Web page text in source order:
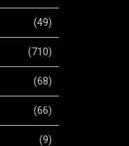
(49)
(710)
(68)
(66)
(9)